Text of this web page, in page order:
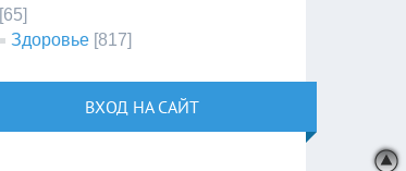
[65]
Здоровье [817]
ВХОД НА САЙТ